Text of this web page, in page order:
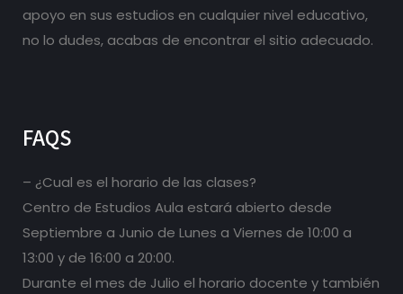
apoyo en sus estudios en cualquier nivel educativo,
no lo dudes, acabas de encontrar el sitio adecuado.
FAQS
– ¿Cual es el horario de las clases?
Centro de Estudios Aula estará abierto desde
Septiembre a Junio de Lunes a Viernes de 10:00 a
13:00 y de 16:00 a 20:00.
Durante el mes de Julio el horario docente y también